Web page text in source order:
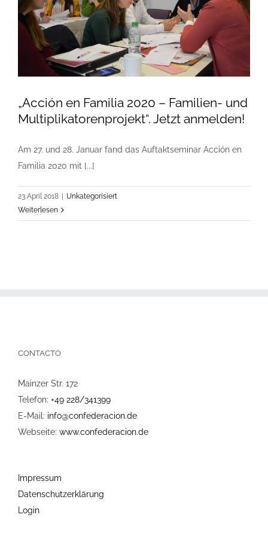
„Acción en Familia 2020 – Familien- und
Multiplikatorenprojekt“. Jetzt anmelden!
Am 27. und 28. Januar fand das Auftaktseminar Acción en
Familia 2020 mit [...]
23 April 2018
Unkategorisiert
Weiterlesen
CONTACTO
Mainzer Str. 172
Telefon: +49 228/341399
E-Mail: info@confederacion.de
Webseite: www.confederacion.de
Impressum
Datenschutzerklärung
Login